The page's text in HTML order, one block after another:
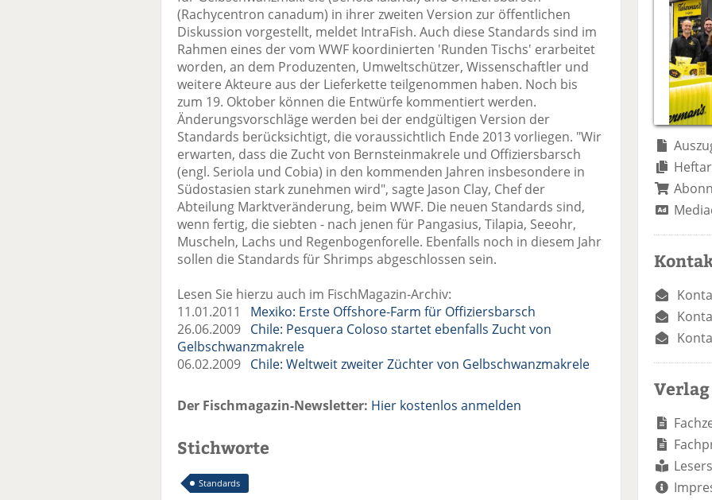
b
o
o
k
te
il
e
n
e
di
n
te
il
l
v
er
se
n
n
(Rachycentron canadum) in ihrer zweiten Version zur öffentlichen
Diskussion vorgestellt, meldet IntraFish. Auch diese Standards sind im
Rahmen eines der vom WWF koordinierten 'Runden Tischs' erarbeitet
worden, an dem Produzenten, Umweltschützer, Wissenschaftler und
weitere Akteure aus der Lieferkette teilgenommen haben. Noch bis
zum 19. Oktober können die Entwürfe kommentiert werden.
Änderungsvorschläge werden bei der endgültigen Version der
Standards berücksichtigt, die voraussichtlich Ende 2013 vorliegen. "Wir
erwarten, dass die Zucht von Bernsteinmakrele und Offiziersbarsch
(engl. Seriola und Cobia) in den kommenden Jahren insbesondere in
Südostasien stark zunehmen wird", sagte Jason Clay, Chef der
Abteilung Marktveränderung, beim WWF. Die neuen Standards sind,
wenn fertig, die siebten - nach jenen für Pangasius, Tilapia, Seeohr,
Muscheln, Lachs und Regenbogenforelle. Ebenfalls noch in diesem Jahr
sollen die Standards für Shrimps abgeschlossen sein.
Lesen Sie hierzu auch im FischMagazin-Archiv:
11.01.2011 Mexiko: Erste Offshore-Farm für Offiziersbarsch
26.06.2009 Chile: Pesquera Coloso startet ebenfalls Zucht von
Gelbschwanzmakrele
06.02.2009 Chile: Weltweit zweiter Züchter von Gelbschwanzmakrele
Der Fischmagazin-Newsletter: Hier kostenlos anmelden
Stichworte
Standards
Verlag